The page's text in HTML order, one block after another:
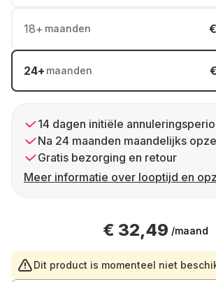
18+ maanden
24+ maanden
14 dagen initiële
Na 24 maanden maandelijks
Gratis bezorging en retour
Meer informatie over looptijd en
€ 32,49 /maand
Dit product is momenteel niet